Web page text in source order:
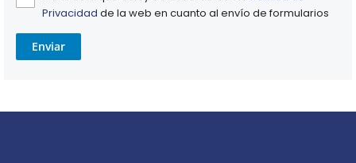
Privacidad de la web en cuanto al envío de formularios
Enviar